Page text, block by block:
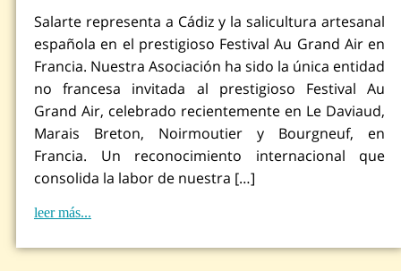
Salarte representa a Cádiz y la salicultura artesanal
española en el prestigioso Festival Au Grand Air en
Francia. Nuestra Asociación ha sido la única entidad
no francesa invitada al prestigioso Festival Au
Grand Air, celebrado recientemente en Le Daviaud,
Marais Breton, Noirmoutier y Bourgneuf, en
Francia. Un reconocimiento internacional que
consolida la labor de nuestra […]
leer más...